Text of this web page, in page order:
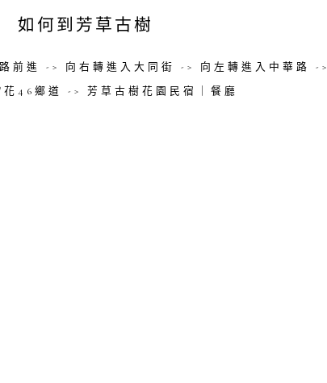
如何到芳草古樹
前進 -> 向右轉進入大同街 -> 向左轉進入中華路 ->
46鄉道 -> 芳草古樹花園民宿｜餐廳